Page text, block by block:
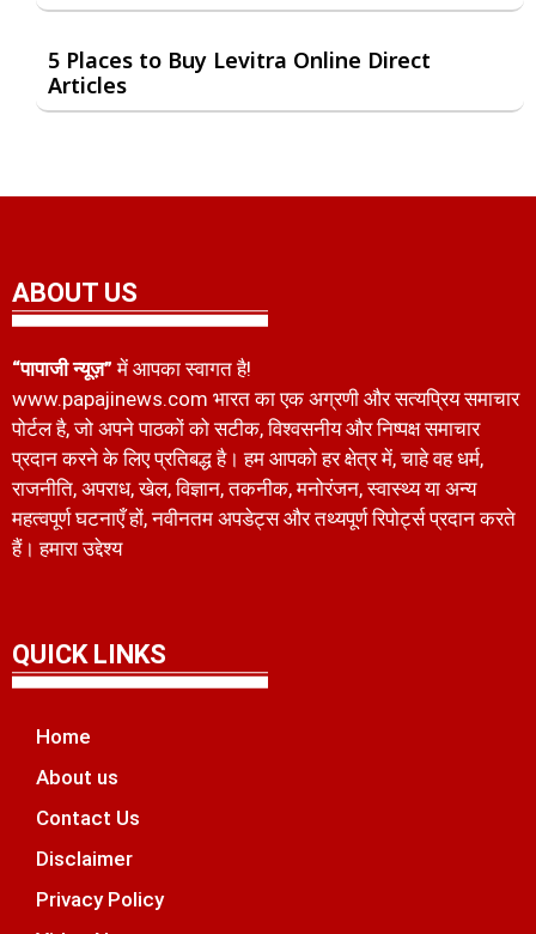
5 Places to Buy Levitra Online Direct
Articles
ABOUT US
“पापाजी न्यूज़” में आपका स्वागत है!
www.papajinews.com भारत का एक अग्रणी और सत्यप्रिय समाचार
पोर्टल है, जो अपने पाठकों को सटीक, विश्वसनीय और निष्पक्ष समाचार
प्रदान करने के लिए प्रतिबद्ध है। हम आपको हर क्षेत्र में, चाहे वह धर्म,
राजनीति, अपराध, खेल, विज्ञान, तकनीक, मनोरंजन, स्वास्थ्य या अन्य
महत्वपूर्ण घटनाएँ हों, नवीनतम अपडेट्स और तथ्यपूर्ण रिपोर्ट्स प्रदान करते
हैं। हमारा उद्देश्य
QUICK LINKS
Home
About us
Contact Us
Disclaimer
Privacy Policy